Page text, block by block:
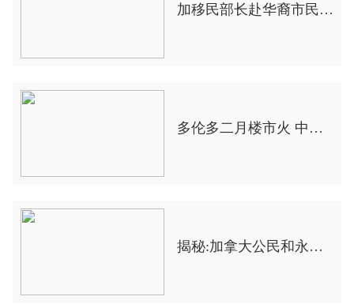
加移民部长赴华裔市民家中拜年 一起包饺子
多伦多二月楼市火 中国新移民留学生成生力军
揭秘:加拿大公民和永久居民的权利差别